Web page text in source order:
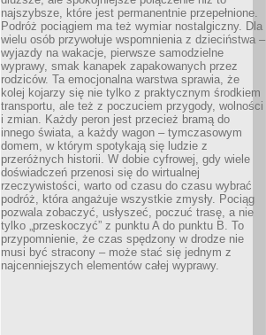
najszybsze, które jest permanentnie przepełnione.
Podróż pociągiem ma też wymiar nostalgiczny. Dla
wielu osób przywołuje wspomnienia z dzieciństwa –
wyjazdy na wakacje, pierwsze samodzielne
wyprawy, smak kanapek zapakowanych przez
rodziców. Ta emocjonalna warstwa sprawia, że
kolej kojarzy się nie tylko z praktycznym środkiem
transportu, ale też z poczuciem przygody, wolności
i zmian. Każdy peron jest przecież bramą do
innego świata, a każdy wagon – tymczasowym
domem, w którym spotykają się ludzie z
przeróżnych historii. W dobie cyfrowej, gdy wiele
doświadczeń przenosi się do wirtualnej
rzeczywistości, warto od czasu do czasu wybrać
podróż, która angażuje wszystkie zmysły. Pociąg
pozwala zobaczyć, usłyszeć, poczuć trasę, a nie
tylko „przeskoczyć” z punktu A do punktu B. To
przypomnienie, że czas spędzony w drodze nie
musi być stracony – może stać się jednym z
najcenniejszych elementów całej wyprawy.